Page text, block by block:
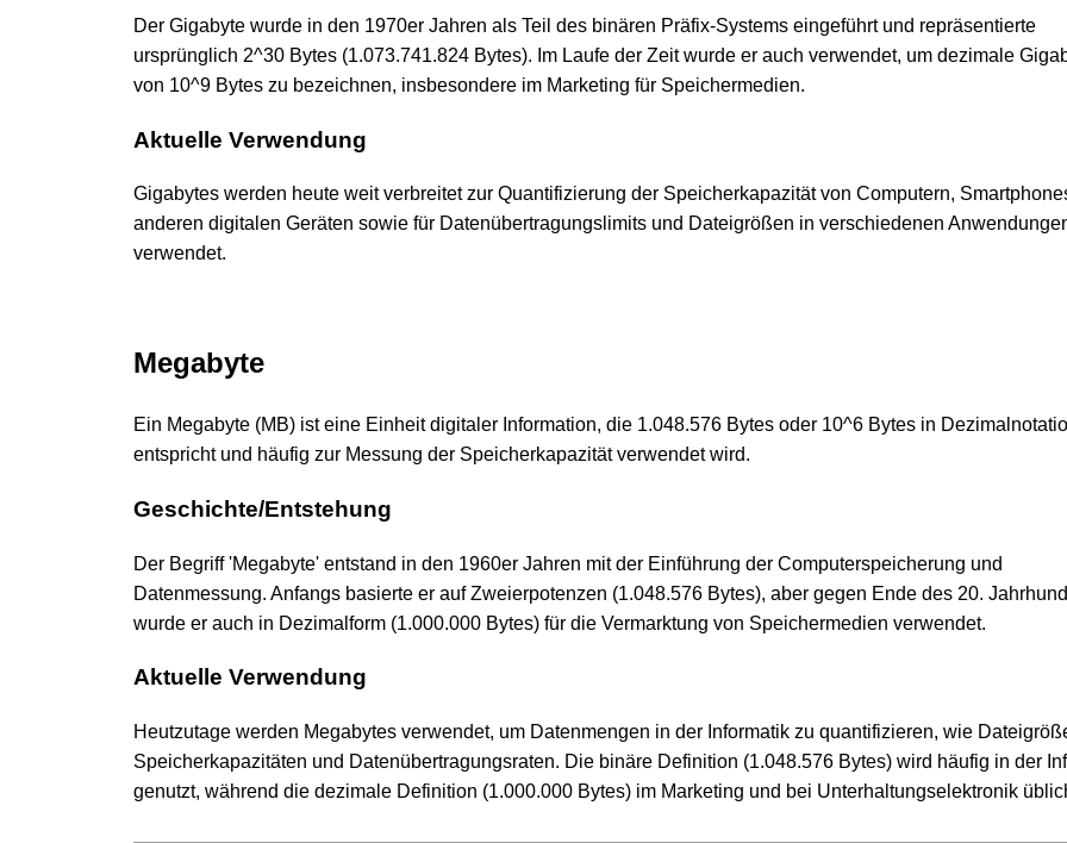
Der Gigabyte wurde in den 1970er Jahren als Teil des binären Präfix-Systems eingeführt und repräsentierte
ursprünglich 2^30 Bytes (1.073.741.824 Bytes). Im Laufe der Zeit wurde er auch verwendet, um dezimale
von 10^9 Bytes zu bezeichnen, insbesondere im Marketing für Speichermedien.
Aktuelle Verwendung
Gigabytes werden heute weit verbreitet zur Quantifizierung der Speicherkapazität von Computern,
anderen digitalen Geräten sowie für Datenübertragungslimits und Dateigrößen in verschiedenen
verwendet.
Megabyte
Ein Megabyte (MB) ist eine Einheit digitaler Information, die 1.048.576 Bytes oder 10^6 Bytes in
entspricht und häufig zur Messung der Speicherkapazität verwendet wird.
Geschichte/Entstehung
Der Begriff 'Megabyte' entstand in den 1960er Jahren mit der Einführung der Computerspeicherung und
Datenmessung. Anfangs basierte er auf Zweierpotenzen (1.048.576 Bytes), aber gegen Ende des 20.
wurde er auch in Dezimalform (1.000.000 Bytes) für die Vermarktung von Speichermedien verwendet.
Aktuelle Verwendung
Heutzutage werden Megabytes verwendet, um Datenmengen in der Informatik zu quantifizieren, wie
Speicherkapazitäten und Datenübertragungsraten. Die binäre Definition (1.048.576 Bytes) wird häufig in der
genutzt, während die dezimale Definition (1.000.000 Bytes) im Marketing und bei Unterhaltungselektronik